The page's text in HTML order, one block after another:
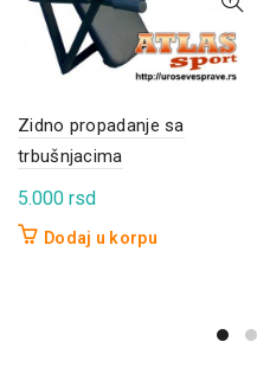
Zidno propadanje sa
trbušnjacima
5.000 rsd
Dodaj u korpu